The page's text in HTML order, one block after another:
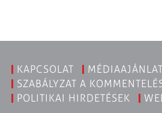
KAPCSOLAT MÉDIAAJÁNLAT
SZABÁLYZAT A
POLITIKAI HIRDETÉSEK